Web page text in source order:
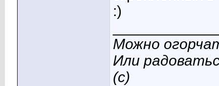
:)
Можно
Или
(с)